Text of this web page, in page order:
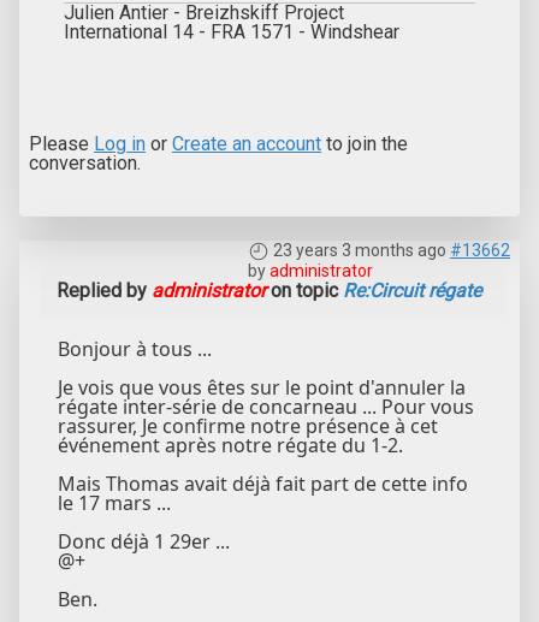
Julien Antier - Breizhskiff Project
International 14 - FRA 1571 - Windshear
Please Log in or Create an account to join the
conversation.
23 years 3 months ago #13662
byadministrator
Replied by administratoron topic Re:Circuit régate
Bonjour à tous ...
Je vois que vous êtes sur le point d'annuler la
régate inter-série de concarneau ... Pour vous
rassurer, Je confirme notre présence à cet
événement après notre régate du 1-2.
Mais Thomas avait déjà fait part de cette info
le 17 mars ...
Donc déjà 1 29er ...
@+
Ben.